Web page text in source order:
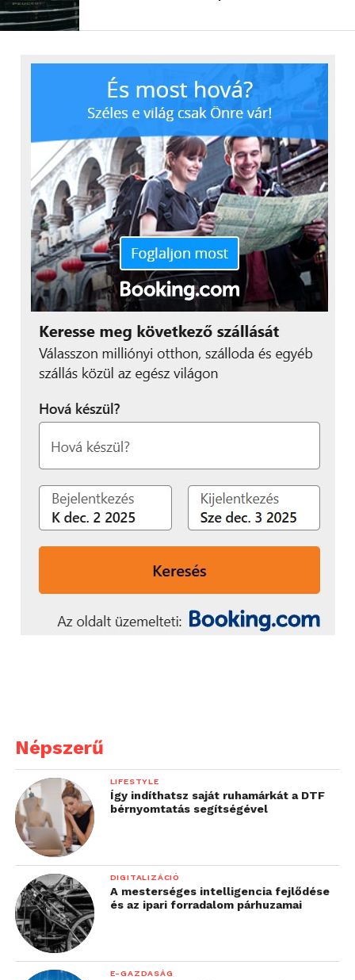
Népszerű
LIFESTYLE
Így indíthatsz saját ruhamárkát a DTF
bérnyomtatás segítségével
DIGITALIZÁCIÓ
A mesterséges intelligencia fejlődése
és az ipari forradalom párhuzamai
E-GAZDASÁG